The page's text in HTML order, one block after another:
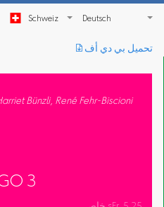
Schweiz
︎ تحميل بي دي أف
Bünzli, René Fehr-Biscioni
3